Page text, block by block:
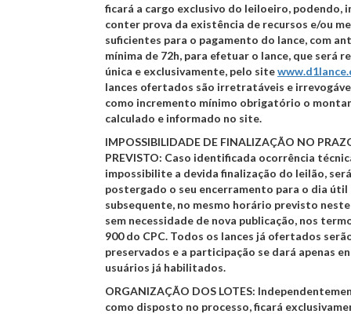
ficará a cargo exclusivo do leiloeiro, podendo,
conter prova da existência de recursos e/ou
suficientes para o pagamento do lance, com
mínima de 72h, para efetuar o lance, que será
única e exclusivamente, pelo site
lances ofertados são irretratáveis e
como incremento mínimo obrigatório o
calculado e informado no site.
IMPOSSIBILIDADE DE FINALIZAÇÃO NO
PREVISTO: Caso identificada ocorrência
impossibilite a devida finalização do leilão, será
postergado o seu encerramento para o dia útil
subsequente, no mesmo horário previsto
sem necessidade de nova publicação, nos
900 do CPC. Todos os lances já ofertados
preservados e a participação se dará apenas
usuários já habilitados.
ORGANIZAÇÃO DOS LOTES:
como disposto no processo, ficará